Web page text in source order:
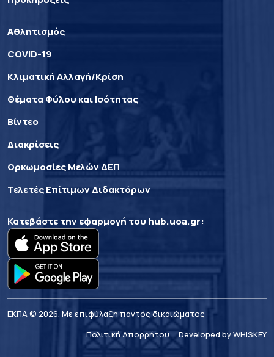
Αθλητισμός
COVID-19
Κλιματική Αλλαγή/Κρίση
Θέματα Φύλου και Ισότητας
Βίντεο
Διακρίσεις
Ορκωμοσίες Μελών ΔΕΠ
Τελετές Επίτιμων Διδακτόρων
Κατεβάστε την εφαρμογή του hub.uoa.gr:
ΕΚΠΑ © 2026. Με επιφύλαξη παντός δικαιώματος
Πολιτική Απορρήτου
Developed by WHISKEY